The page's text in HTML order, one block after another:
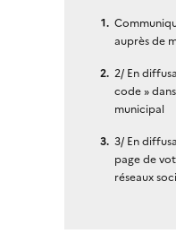
auprès de
2/ En
code »
municipal
3/ En
page de
réseaux